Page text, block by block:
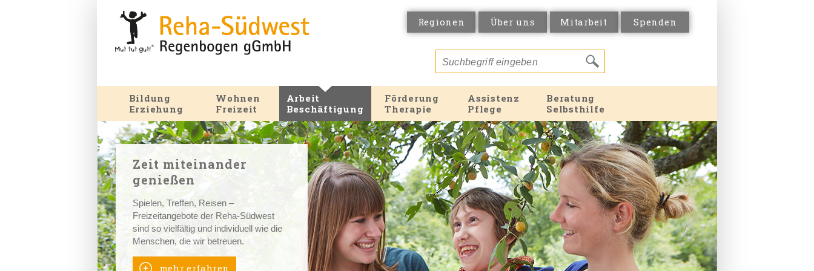
Regionen Über uns Mitarbeit Spenden
Bildung
Erziehung
Wohnen
Freizeit
Arbeit
Beschäftigung
Förderung
Therapie
Assistenz
Pflege
Beratung
Selbsthilfe
Zeit miteinander
genießen
Spielen, Treffen, Reisen –
Freizeitangebote der Reha-Südwest
sind so vielfältig und individuell wie die
Menschen, die wir betreuen.
mehr erfahren